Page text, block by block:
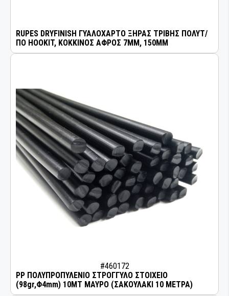
RUPES DRYFINISH ΓΥΑΛΟΧΑΡΤΟ ΞΗΡΑΣ ΤΡΙΒΗΣ ΠΟΛΥΤ/
ΠΟ HOOKIT, ΚΟΚΚΙΝΟΣ ΑΦΡΟΣ 7MM, 150MM
#460172
PP ΠΟΛΥΠΡΟΠΥΛΕΝΙΟ ΣΤΡΟΓΓΥΛΟ ΣΤΟΙΧΕΙΟ
(98gr,Φ4mm) 10MT ΜΑΥΡΟ (ΣΑΚΟΥΛΑΚΙ 10 ΜΕΤΡΑ)